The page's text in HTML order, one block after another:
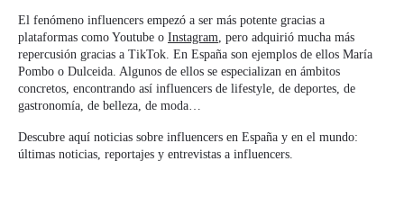
El fenómeno influencers empezó a ser más potente gracias a
plataformas como Youtube o Instagram, pero adquirió mucha más
repercusión gracias a TikTok. En España son ejemplos de ellos María
Pombo o Dulceida. Algunos de ellos se especializan en ámbitos
concretos, encontrando así influencers de lifestyle, de deportes, de
gastronomía, de belleza, de moda…
Descubre aquí noticias sobre influencers en España y en el mundo:
últimas noticias, reportajes y entrevistas a influencers.